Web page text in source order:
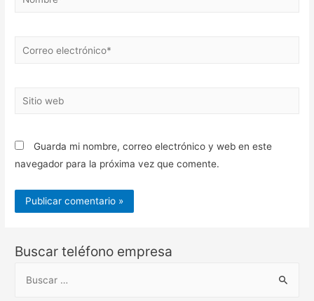
Correo
Sitio
Guarda mi nombre, correo electrónico y web en este
navegador para la próxima vez que comente.
Buscar teléfono empresa